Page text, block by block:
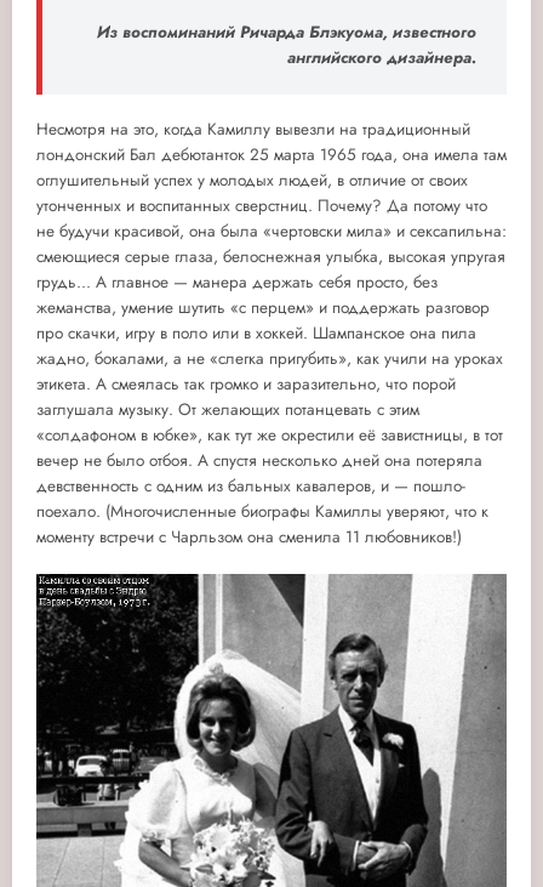
Из воспоминаний Ричарда Блэкуома, известного
английского дизайнера.
Несмотря на это, когда Камиллу вывезли на традиционный
лондонский Бал дебютанток 25 марта 1965 года, она имела там
оглушительный успех у молодых людей, в отличие от своих
утонченных и воспитанных сверстниц. Почему? Да потому что
не будучи красивой, она была «чертовски мила» и сексапильна:
смеющиеся серые глаза, белоснежная улыбка, высокая упругая
грудь... А главное — манера держать себя просто, без
жеманства, умение шутить «с перцем» и поддержать разговор
про скачки, игру в поло или в хоккей. Шампанское она пила
жадно, бокалами, а не «слегка пригубить», как учили на уроках
этикета. А смеялась так громко и заразительно, что порой
заглушала музыку. От желающих потанцевать с этим
«солдафоном в юбке», как тут же окрестили её завистницы, в тот
вечер не было отбоя. А спустя несколько дней она потеряла
девственность с одним из бальных кавалеров, и — пошло-
поехало. (Многочисленные биографы Камиллы уверяют, что к
моменту встречи с Чарльзом она сменила 11 любовников!)